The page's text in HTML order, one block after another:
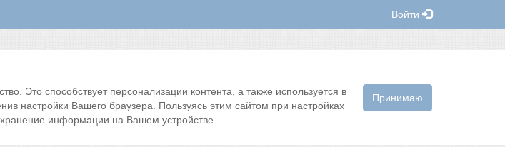
Войти
Принимаю
Это способствует персонализации контента, а также используется в
настройки Вашего браузера. Пользуясь этим сайтом при настройках
информации на Вашем устройстве.